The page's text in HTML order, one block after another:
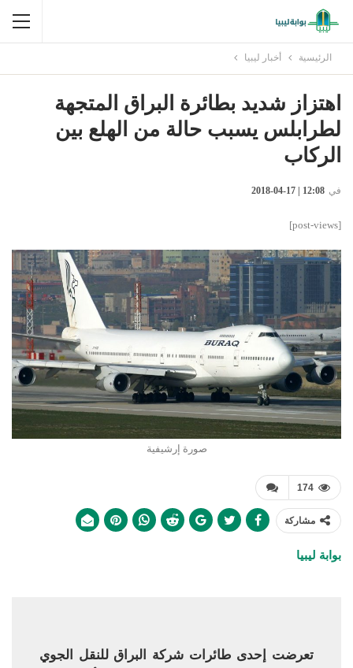
الرئيسية أخبار ليبيا
اهتزاز شديد بطائرة البراق المتجهة
لطرابلس يسبب حالة من الهلع بين
الركاب
في 12:08 | 17-04-2018
[post-views]
صورة إرشيفية
174
مشاركة
بوابة ليبيا
تعرضت إحدى طائرات شركة البراق للنقل الجوي